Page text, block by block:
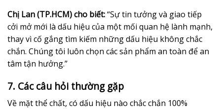
Chị Lan (TP.HCM) cho biết:“Sự tin tưởng và giao tiếp
cởi mở mới là dấu hiệu của một mối quan hệ lành mạnh,
thay vì cố gắng tìm kiếm những dấu hiệu không chắc
chắn. Chúng tôi luôn chọn các sản phẩm an toàn để an
tâm tận hưởng.”
7. Các câu hỏi thường gặp
Về mặt thể chất, có dấu hiệu nào chắc chắn 100%